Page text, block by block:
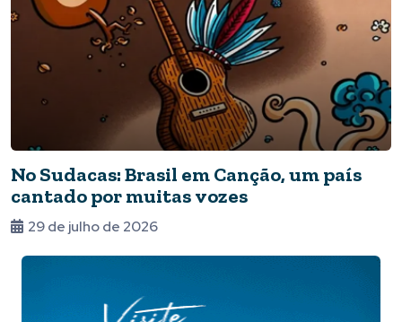
No Sudacas: Brasil em Canção, um país
cantado por muitas vozes
29 de julho de 2026